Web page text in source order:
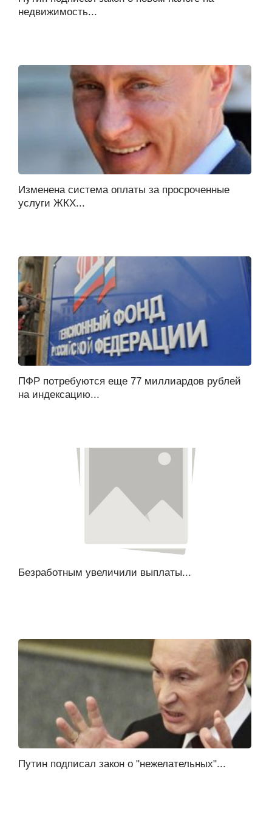
недвижимость...
Изменена система оплаты за просроченные
услуги ЖКХ...
ПФР потребуются еще 77 миллиардов рублей
на индексацию...
Безработным увеличили выплаты...
Путин подписал закон о "нежелательных"...